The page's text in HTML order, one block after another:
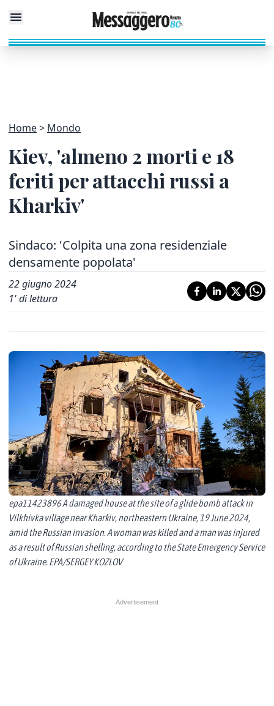
Home Mondo
Kiev, 'almeno 2 morti e 18
feriti per attacchi russi a
Kharkiv'
Sindaco: 'Colpita una zona residenziale
densamente popolata'
22 giugno 2024
1' di lettura
epa11423896 A damaged house at the site of a glide bomb attack in
Vilkhivka village near Kharkiv, northeastern Ukraine, 19 June 2024,
amid the Russian invasion. A woman was killed and a man was injured
as a result of Russian shelling, according to the State Emergency Service
of Ukraine. EPA/SERGEY KOZLOV